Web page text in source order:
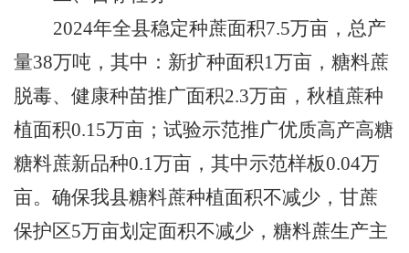
2024年全县稳定种蔗面积7.5万亩，总产
量38万吨，其中：新扩种面积1万亩，糖料蔗
脱毒、健康种苗推广面积2.3万亩，秋植蔗种
植面积0.15万亩；试验示范推广优质高产高糖
糖料蔗新品种0.1万亩，其中示范样板0.04万
亩。确保我县糖料蔗种植面积不减少，甘蔗
保护区5万亩划定面积不减少，糖料蔗生产主